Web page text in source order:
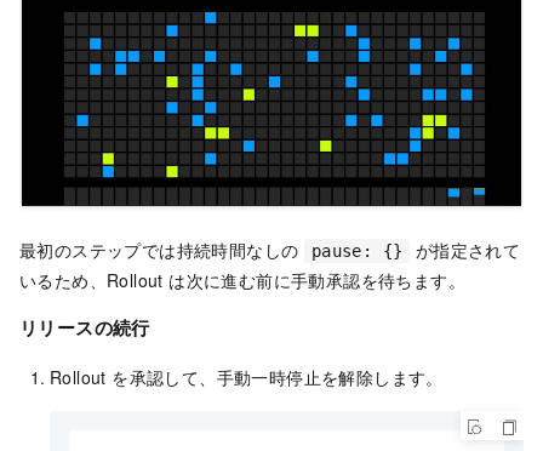
最初のステップでは持続時間なしの pause: {}
が指定されて
いるため、Rollout は次に進む前に手動承認を待ちます。
リリースの続行
Rollout を承認して、手動一時停止を解除します。